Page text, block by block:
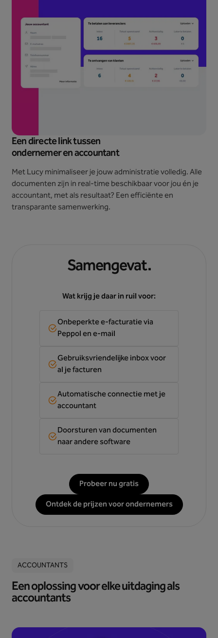
Een directe link tussen
ondernemer en accountant
Met Lucy minimaliseer je jouw administratie volledig. Alle
documenten zijn in real-time beschikbaar voor jou én je
accountant, met als resultaat? Een efficiënte en
transparante samenwerking.
Samengevat.
Wat krijg je daar in ruil voor:
Onbeperkte e-facturatie via
Peppol en e-mail
Gebruiksvriendelijke inbox voor
al je facturen
Automatische connectie met je
accountant
Doorsturen van documenten
naar andere software
Probeer nu gratis
Ontdek de prijzen voor ondernemers
ACCOUNTANTS
Een oplossing voor elke uitdaging als
accountants